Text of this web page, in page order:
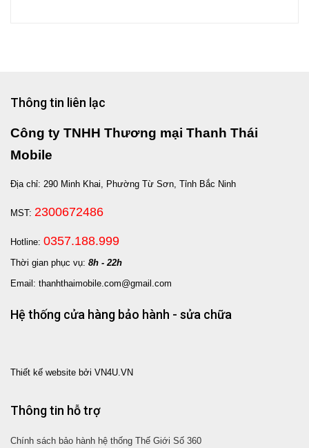
Thông tin liên lạc
Công ty TNHH Thương mại Thanh Thái
Mobile
Địa chỉ: 290 Minh Khai, Phường Từ Sơn, Tỉnh Bắc Ninh
MST: 2300672486
Hotline: 0357.188.999
Thời gian phục vụ: 8h - 22h
Email: thanhthaimobile.com@gmail.com
Hệ thống cửa hàng bảo hành - sửa chữa
Thiết kế website bởi VN4U.VN
Thông tin hỗ trợ
Chính sách bảo hành hệ thống Thế Giới Số 360